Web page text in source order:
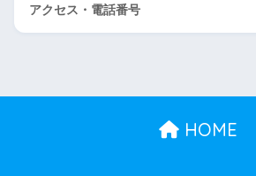
アクセス・電話番号
HOME